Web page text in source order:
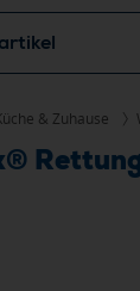
& Zuhause